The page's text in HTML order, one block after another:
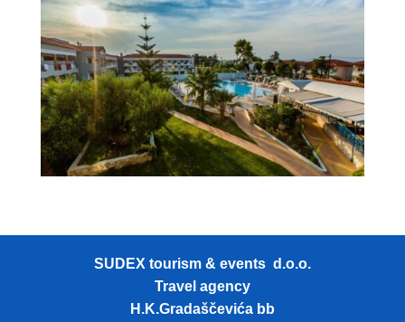
SUDEX tourism & events d.o.o.
Travel agency
H.K.Gradaščevića bb